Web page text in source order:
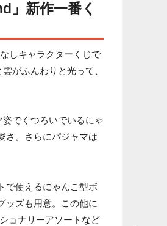
新作一番く
しキャラクターくじで
がふんわりと光って、
でくつろいでいるにゃ
さ。さらにパジャマは
で使えるにゃんこ型ボ
ッズも用意。この他に
ョナリーアソートなど